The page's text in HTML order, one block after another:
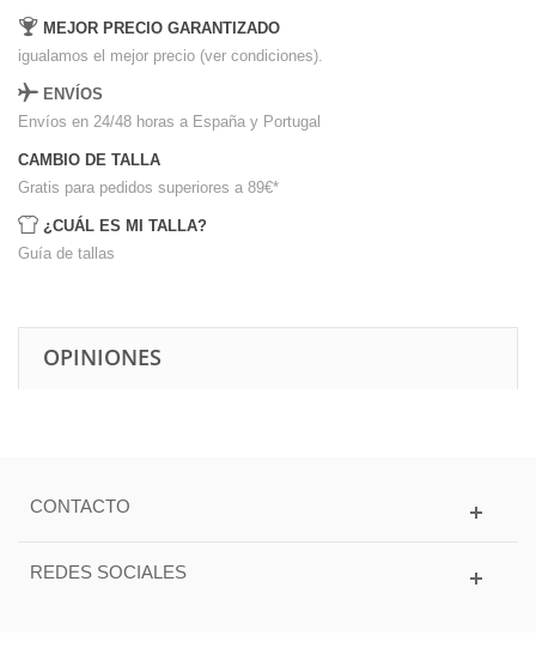
MEJOR PRECIO GARANTIZADO
igualamos el mejor precio (ver condiciones).
ENVÍOS
Envíos en 24/48 horas a España y Portugal
CAMBIO DE TALLA
Gratis para pedidos superiores a 89€*
¿CUÁL ES MI TALLA?
Guía de tallas
OPINIONES
CONTACTO
REDES SOCIALES